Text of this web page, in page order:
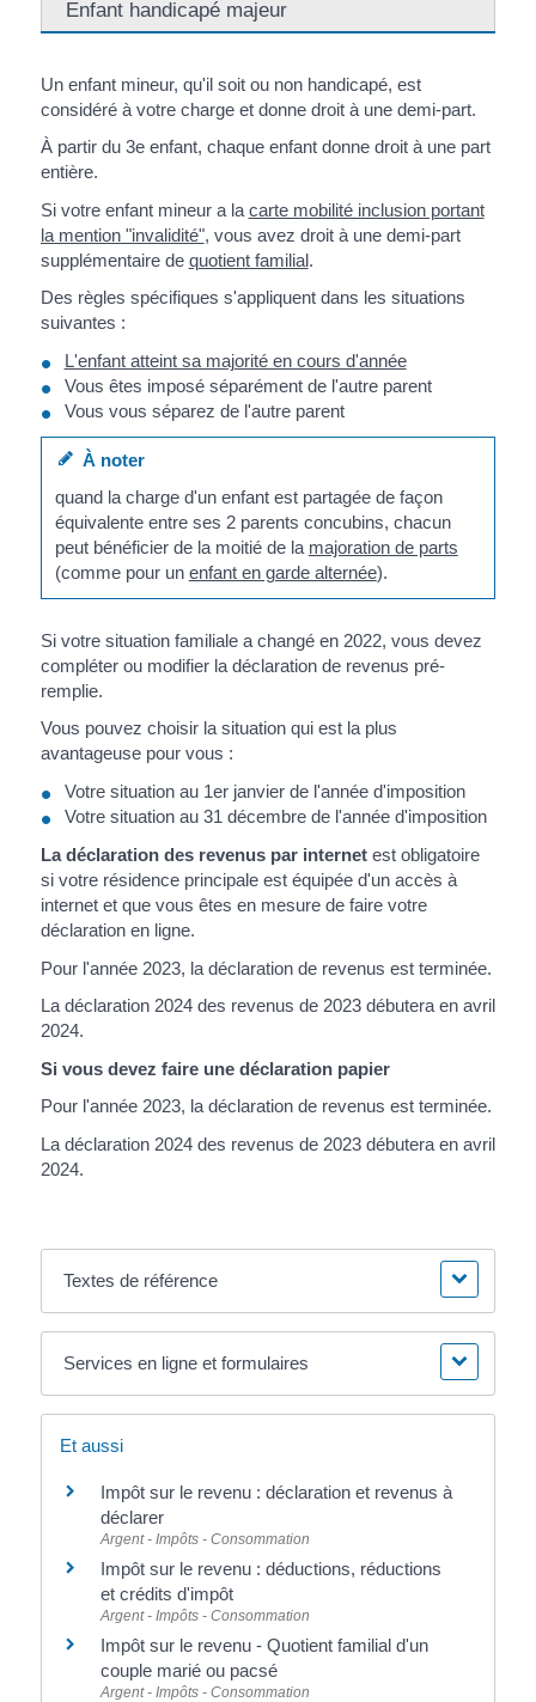
Enfant handicapé majeur
Un enfant mineur, qu'il soit ou non handicapé, est
considéré à votre charge et donne droit à une demi-part.
À partir du 3eenfant, chaque enfant donne droit à une part
entière.
Si votre enfant mineur a la carte mobilité inclusion portant
la mention "invalidité", vous avez droit à une demi-part
supplémentaire de quotient familial.
Des règles spécifiques s'appliquent dans les situations
suivantes :
L'enfant atteint sa majorité en cours d'année
Vous êtes imposé séparément de l'autre parent
Vous vous séparez de l'autre parent
À noter
quand la charge d'un enfant est partagée de façon
équivalente entre ses 2 parents concubins, chacun
peut bénéficier de la moitié de la majoration de parts
(comme pour un enfant en garde alternée).
Si votre situation familiale a changé en 2022, vous devez
compléter ou modifier la déclaration de revenus pré-
remplie.
Vous pouvez choisir la situation qui est la plus
avantageuse pour vous :
Votre situation au 1erjanvier de l'année d'imposition
Votre situation au 31 décembre de l'année d'imposition
La déclaration des revenus par internetest obligatoire
si votre résidence principale est équipée d'un accès à
internet et que vous êtes en mesure de faire votre
déclaration en ligne.
Pour l'année 2023, la déclaration de revenus est terminée.
La déclaration 2024 des revenus de 2023 débutera en avril
2024.
Si vous devez faire une déclaration papier
Pour l'année 2023, la déclaration de revenus est terminée.
La déclaration 2024 des revenus de 2023 débutera en avril
2024.
Textes de référence
Services en ligne et formulaires
Et aussi
Impôt sur le revenu : déclaration et revenus à
déclarer
Argent - Impôts - Consommation
Impôt sur le revenu : déductions, réductions
et crédits d'impôt
Argent - Impôts - Consommation
Impôt sur le revenu - Quotient familial d'un
couple marié ou pacsé
Argent - Impôts - Consommation